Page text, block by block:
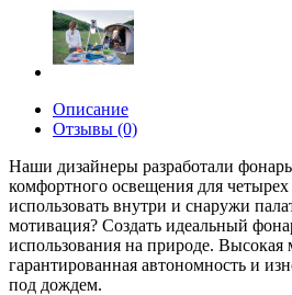
Описание
Отзывы (0)
Наши дизайнеры разработали
комфортного освещения для
использовать внутри и снаружи
мотивация? Создать идеальный
использования на природе.
гарантированная автономность и
под дождем.